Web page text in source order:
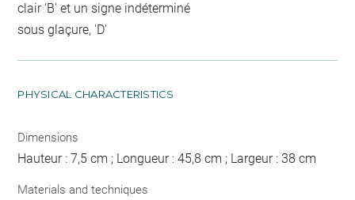
clair 'B' et un signe indéterminé
sous glaçure, 'D'
PHYSICAL CHARACTERISTICS
Dimensions
Hauteur : 7,5 cm ; Longueur : 45,8 cm ; Largeur : 38 cm
Materials and techniques